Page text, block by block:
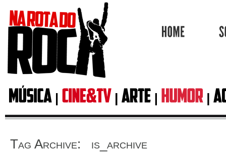
Tag Archive: is_archive